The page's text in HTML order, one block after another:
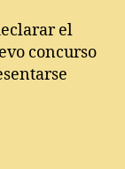
el
concurso